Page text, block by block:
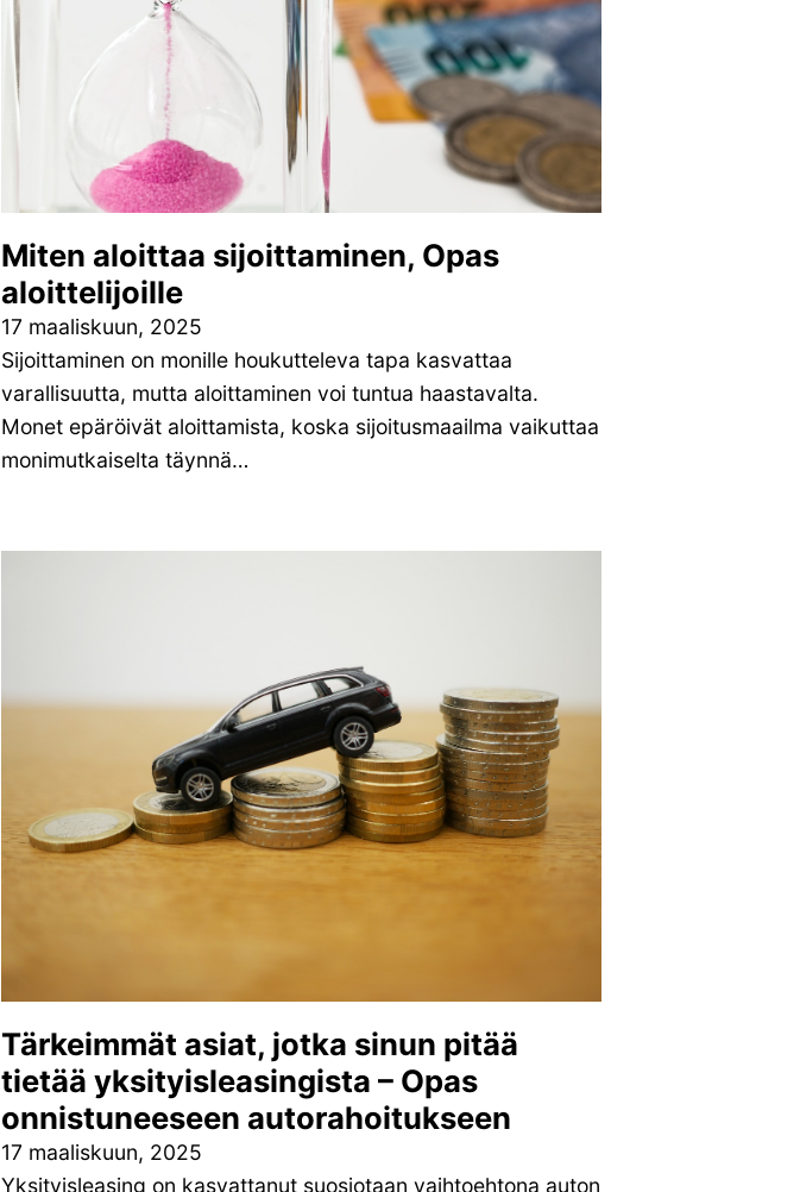
Miten aloittaa sijoittaminen, Opas
aloittelijoille
17 maaliskuun, 2025
Sijoittaminen on monille houkutteleva tapa kasvattaa
varallisuutta, mutta aloittaminen voi tuntua haastavalta.
Monet epäröivät aloittamista, koska sijoitusmaailma vaikuttaa
monimutkaiselta täynnä…
Tärkeimmät asiat, jotka sinun pitää
tietää yksityisleasingista – Opas
onnistuneeseen autorahoitukseen
17 maaliskuun, 2025
Yksityisleasing on kasvattanut suosiotaan vaihtoehtona auton